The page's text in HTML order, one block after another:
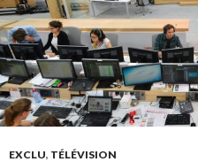
EXCLU, TÉLÉVISION